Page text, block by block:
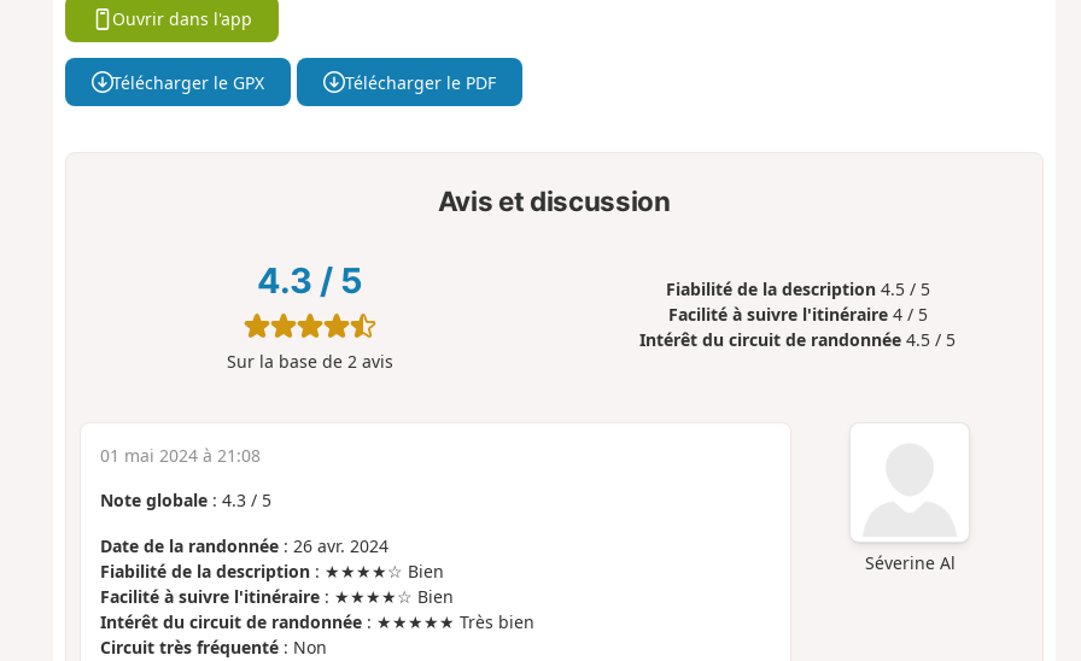
Ouvrir dans l'app
Télécharger le GPX Télécharger le PDF
Avis et discussion
4.3 / 5
Sur la base de 2avis
Fiabilité de la description 4.5 / 5
Facilité à suivre l'itinéraire 4 / 5
Intérêt du circuit de randonnée 4.5 / 5
Séverine Al
01 mai 2024 à 21:08
Note globale: 4.3/ 5
Date de la randonnée: 26 avr. 2024
Fiabilité de la description: ★★★★☆ Bien
Facilité à suivre l'itinéraire: ★★★★☆ Bien
Intérêt du circuit de randonnée: ★★★★★ Très bien
Circuit très fréquenté: Non